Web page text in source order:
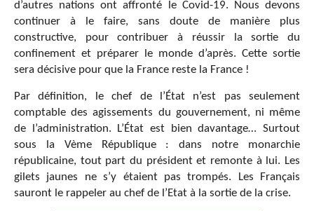
d’autres nations ont affronté le Covid-19. Nous devons
continuer à le faire, sans doute de manière plus
constructive, pour contribuer à réussir la sortie du
confinement et préparer le monde d’après. Cette sortie
sera décisive pour que la France reste la France !
Par définition, le chef de l’État n’est pas seulement
comptable des agissements du gouvernement, ni même
de l’administration. L’État est bien davantage… Surtout
sous la Vème République : dans notre monarchie
républicaine, tout part du président et remonte à lui. Les
gilets jaunes ne s’y étaient pas trompés. Les Français
sauront le rappeler au chef de l’Etat à la sortie de la crise.